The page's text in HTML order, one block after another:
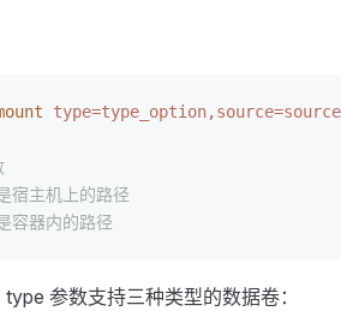
主机上的路径
器内的路径
参数支持三种类型的数据卷：